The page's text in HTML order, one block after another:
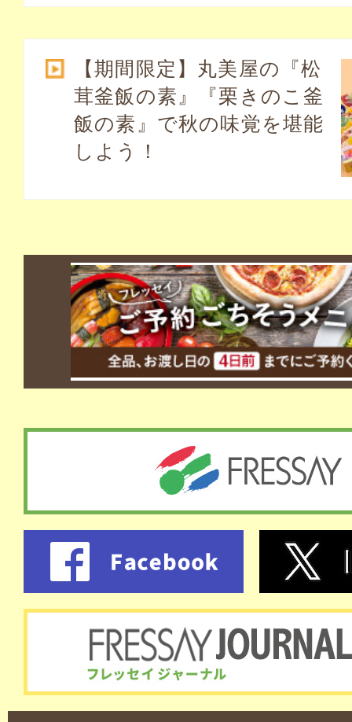
【期間限定】丸美屋の『松
茸釜飯の素』『栗きのこ釜
飯の素』で秋の味覚を堪能
しよう！